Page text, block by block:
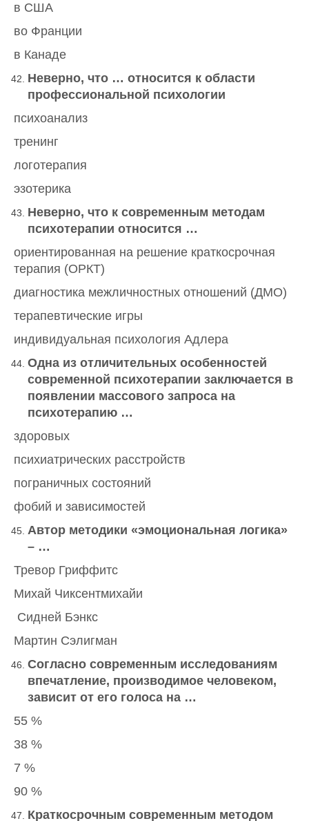
в США
во Франции
в Канаде
Неверно, что … относится к области
профессиональной психологии
психоанализ
тренинг
логотерапия
эзотерика
Неверно, что к современным методам
психотерапии относится …
ориентированная на решение краткосрочная
терапия (ОРКТ)
диагностика межличностных отношений (ДМО)
терапевтические игры
индивидуальная психология Адлера
Одна из отличительных особенностей
современной психотерапии заключается в
появлении массового запроса на
психотерапию …
здоровых
психиатрических расстройств
пограничных состояний
фобий и зависимостей
Автор методики «эмоциональная логика»
– …
Тревор Гриффитс
Михай Чиксентмихайи
Сидней Бэнкс
Мартин Сэлигман
Согласно современным исследованиям
впечатление, производимое человеком,
зависит от его голоса на …
55 %
38 %
7 %
90 %
Краткосрочным современным методом